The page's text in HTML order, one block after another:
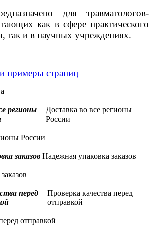
для травматологов-
как в сфере практического
так и в научных учреждениях.
примеры страниц
Доставка во все регионы
России
России
Надежная упаковка заказов
Проверка качества перед
отправкой
отправкой